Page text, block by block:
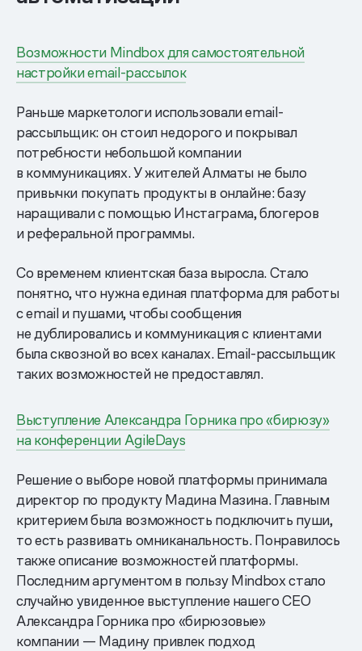
Возможности Mindbox для самостоятельной
настройки email-рассылок
Раньше маркетологи использовали email-
рассыльщик: он стоил недорого и покрывал
потребности небольшой компании
в коммуникациях. У жителей Алматы не было
привычки покупать продукты в онлайне: базу
наращивали с помощью Инстаграма, блогеров
и реферальной программы.
Со временем клиентская база выросла. Стало
понятно, что нужна единая платформа для работы
с email и пушами, чтобы сообщения
не дублировались и коммуникация с клиентами
была сквозной во всех каналах. Email-рассыльщик
таких возможностей не предоставлял.
Выступление Александра Горника про «бирюзу»
на конференции AgileDays
Решение о выборе новой платформы принимала
директор по продукту Мадина Мазина. Главным
критерием была возможность подключить пуши,
то есть развивать омниканальность. Понравилось
также описание возможностей платформы.
Последним аргументом в пользу Mindbox стало
случайно увиденное выступление нашего CEO
Александра Горника про «бирюзовые»
компании — Мадину привлек подход